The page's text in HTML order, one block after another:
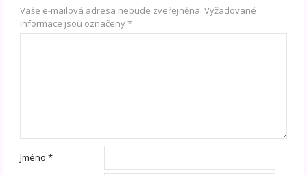
Vaše e-mailová adresa nebude zveřejněna. Vyžadované
informace jsou označeny*
Jméno*